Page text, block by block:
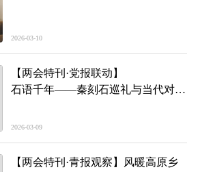
2026-03-10
【两会特刊·党报联动】
石语千年——秦刻石巡礼与当代对话
时明月
2026-03-09
【两会特刊·青报观察】风暖高原乡